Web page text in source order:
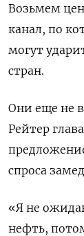
Возьмем
канал, по
могут
стран.
Они еще не
Рейтер
спроса
«Я не
нефть,